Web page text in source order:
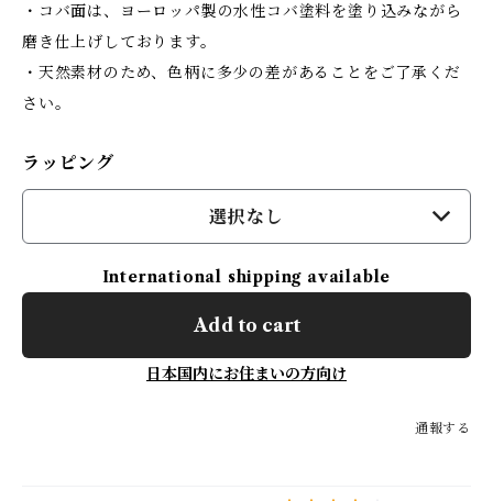
・コバ面は、ヨーロッパ製の水性コバ塗料を塗り込みながら
磨き仕上げしております。
・天然素材のため、色柄に多少の差があることをご了承くだ
さい。
ラッピング
選択なし
International shipping available
Add to cart
日本国内にお住まいの方向け
通報する